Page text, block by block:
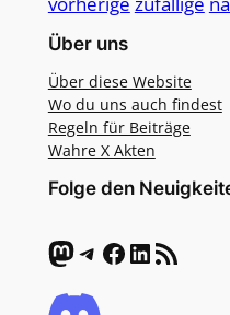
Über uns
Über diese Website
Wo du uns auch findest
Regeln für Beiträge
Wahre X Akten
Folge den
Mastodon Telegram Facebook LinkedIn RSS-Feed